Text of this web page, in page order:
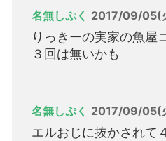
名無しぷく 2017/09/05(
りっきーの実家の魚屋
３回は無いかも
名無しぷく 2017/09/05(
エルおじに抜かされて